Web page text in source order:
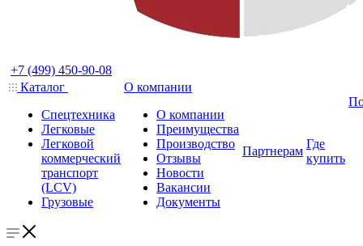
+7 (499) 450-90-08
Каталог
Спецтехника
Легковые
Легковой
коммерческий
транспорт
(LCV)
Грузовые
О компании
О компании
Преимущества
Производство
Отзывы
Новости
Вакансии
Документы
Партнерам
Где
купить